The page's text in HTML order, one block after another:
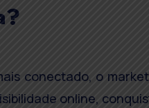
conectado, o
online,